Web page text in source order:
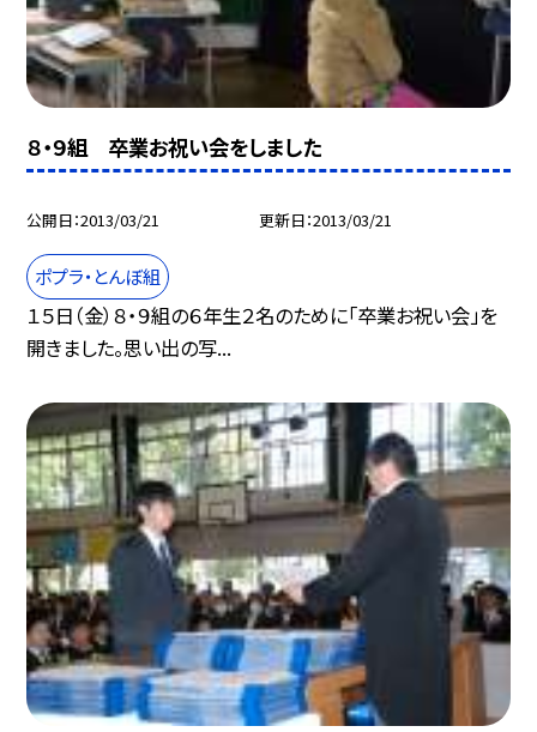
８・９組 卒業お祝い会をしました
公開日 2013/03/21 更新日 2013/03/21
ポプラ・とんぼ組
１５日（金）８・９組の６年生２名のために「卒業お祝い会」を
開きました。思い出の写...